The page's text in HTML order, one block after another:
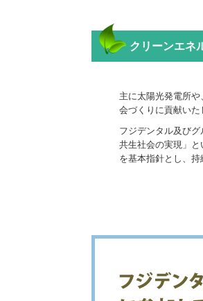
クリーンエネ
主に太陽光発電所
会づくりに貢献いた
フジデンタル及び
共生社会の実現」
を基本指針とし、持